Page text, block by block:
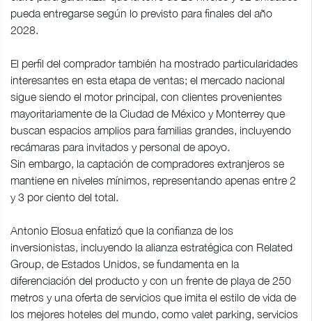
pueda entregarse según lo previsto para finales del año
2028.
El perfil del comprador también ha mostrado particularidades
interesantes en esta etapa de ventas; el mercado nacional
sigue siendo el motor principal, con clientes provenientes
mayoritariamente de la Ciudad de México y Monterrey que
buscan espacios amplios para familias grandes, incluyendo
recámaras para invitados y personal de apoyo.
Sin embargo, la captación de compradores extranjeros se
mantiene en niveles mínimos, representando apenas entre 2
y 3 por ciento del total.
Antonio Elosua enfatizó que la confianza de los
inversionistas, incluyendo la alianza estratégica con Related
Group, de Estados Unidos, se fundamenta en la
diferenciación del producto y con un frente de playa de 250
metros y una oferta de servicios que imita el estilo de vida de
los mejores hoteles del mundo, como valet parking, servicios